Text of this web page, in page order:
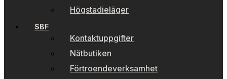
Högstadieläger
SBF
Kontaktuppgifter
Nätbutiken
Förtroendeverksamhet